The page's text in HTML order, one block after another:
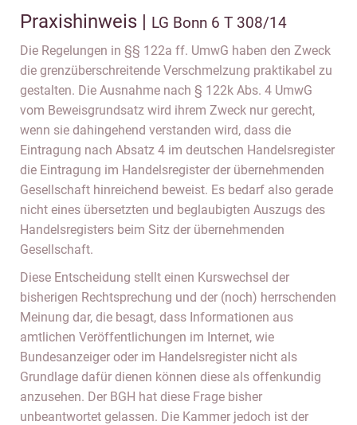
Praxishinweis | LG Bonn 6 T 308/14
Die Regelungen in §§ 122a ff. UmwG haben den Zweck
die grenzüberschreitende Verschmelzung praktikabel zu
gestalten. Die Ausnahme nach § 122k Abs. 4 UmwG
vom Beweisgrundsatz wird ihrem Zweck nur gerecht,
wenn sie dahingehend verstanden wird, dass die
Eintragung nach Absatz 4 im deutschen Handelsregister
die Eintragung im Handelsregister der übernehmenden
Gesellschaft hinreichend beweist. Es bedarf also gerade
nicht eines übersetzten und beglaubigten Auszugs des
Handelsregisters beim Sitz der übernehmenden
Gesellschaft.
Diese Entscheidung stellt einen Kurswechsel der
bisherigen Rechtsprechung und der (noch) herrschenden
Meinung dar, die besagt, dass Informationen aus
amtlichen Veröffentlichungen im Internet, wie
Bundesanzeiger oder im Handelsregister nicht als
Grundlage dafür dienen können diese als offenkundig
anzusehen. Der BGH hat diese Frage bisher
unbeantwortet gelassen. Die Kammer jedoch ist der